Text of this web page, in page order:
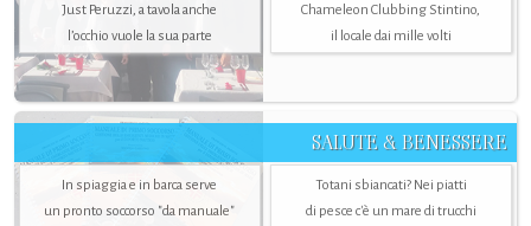
Just Peruzzi, a tavola anche
l’occhio vuole la sua parte
Chameleon Clubbing Stintino,
il locale dai mille volti
SALUTE & BENESSERE
In spiaggia e in barca serve
un pronto soccorso "da manuale"
Totani sbiancati? Nei piatti
di pesce c'è un mare di trucchi